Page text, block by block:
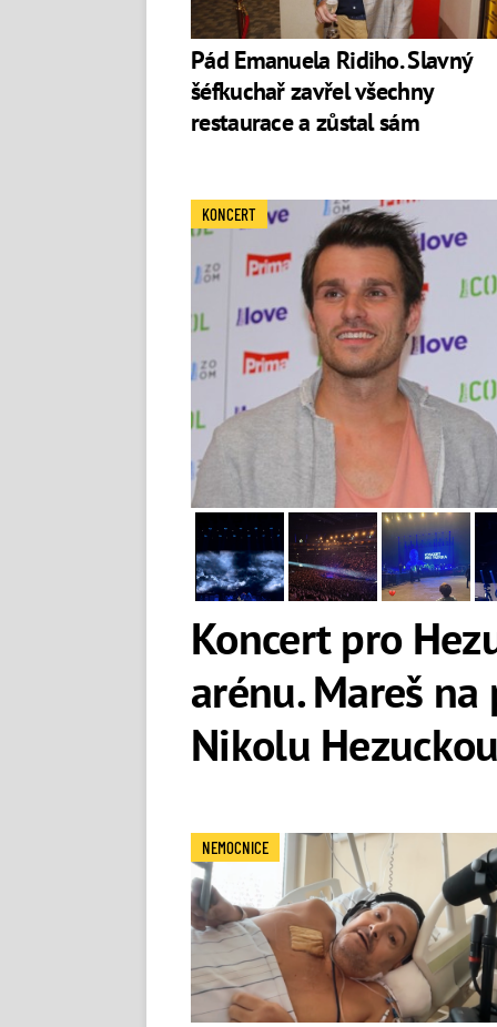
Instagram:Matěj Ruppert
Pád Emanuela Ridiho. Slavný
šéfkuchař zavřel všechny
restaurace a zůstal sám
Koncert pro
arénu. Mareš
Nikolu
KONCERT
NEMOCNICE